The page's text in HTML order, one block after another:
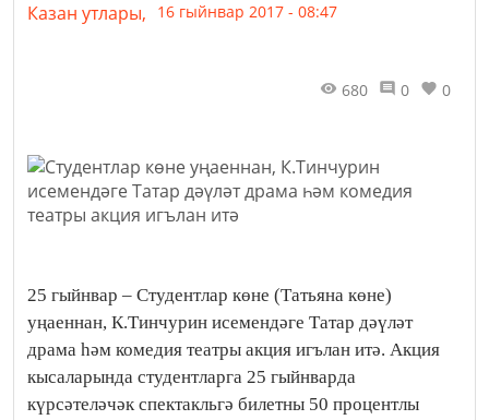
Казан утлары, 16 гыйнвар 2017 - 08:47
680 0 0
25 гыйнвар – Студентлар көне (Татьяна көне)
уңаеннан, К.Тинчурин исемендәге Татар дәүләт
драма һәм комедия театры акция игълан итә. Акция
кысаларында студентларга 25 гыйнварда
күрсәтеләчәк спектакльгә билетны 50 процентлы